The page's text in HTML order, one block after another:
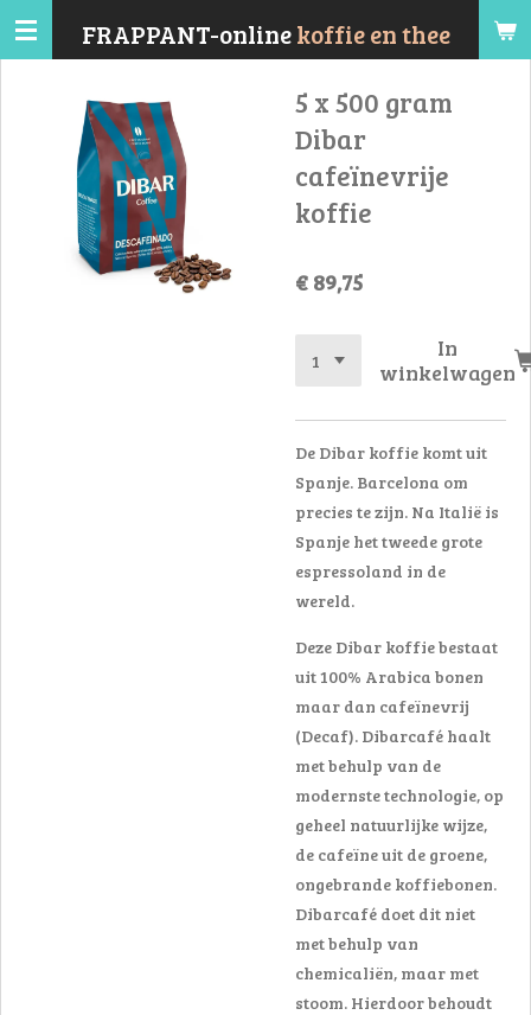
Ga
hoofdinhoud
FRAPPANT-onlinekoffie en thee
5 x 500 gram
Dibar
cafeïnevrije
koffie
€ 89,75
In
winkelwagen
De Dibar koffie komt uit
Spanje. Barcelona om
precies te zijn. Na Italië is
Spanje het tweede grote
espressoland in de
wereld.
Deze Dibar koffie bestaat
uit 100% Arabica bonen
maar dan cafeïnevrij
(Decaf). Dibarcafé haalt
met behulp van de
modernste technologie, op
geheel natuurlijke wijze,
de cafeïne uit de groene,
ongebrande koffiebonen.
Dibarcafé doet dit niet
met behulp van
chemicaliën, maar met
stoom. Hierdoor behoudt